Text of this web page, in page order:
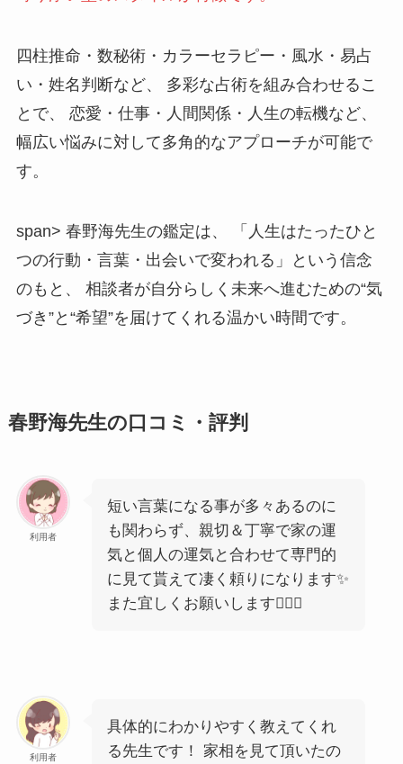
四柱推命・数秘術・カラーセラピー・風水・易占
い・姓名判断など、 多彩な占術を組み合わせるこ
とで、 恋愛・仕事・人間関係・人生の転機など、
幅広い悩みに対して多角的なアプローチが可能で
す。
span> 春野海先生の鑑定は、 「人生はたったひと
つの行動・言葉・出会いで変われる」という信念
のもと、 相談者が自分らしく未来へ進むための“気
づき”と“希望”を届けてくれる温かい時間です。
春野海先生の口コミ・評判
利用者
短い言葉になる事が多々あるのに
も関わらず、親切＆丁寧で家の運
気と個人の運気と合わせて専門的
に見て貰えて凄く頼りになります✨
また宜しくお願いします🙇‍♀️✨
利用者
具体的にわかりやすく教えてくれ
る先生です！ 家相を見て頂いたの